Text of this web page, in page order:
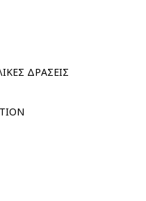
ΔΡΑΣΕΙΣ